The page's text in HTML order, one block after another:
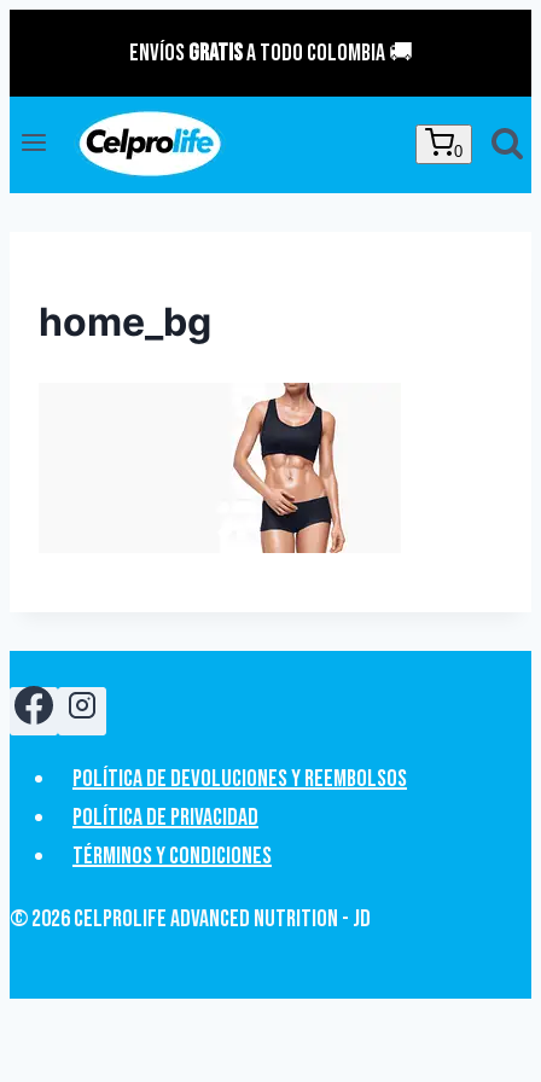
EnvíosGRATISa todo Colombia 🚚
0
home_bg
Política de devoluciones y Reembolsos
Política de privacidad
Términos y condiciones
© 2026 CelProLife Advanced Nutrition - JD